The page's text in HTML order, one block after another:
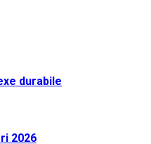
durabile
2026